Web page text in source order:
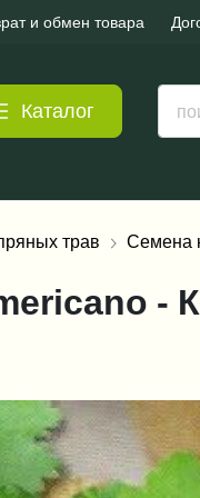
и обмен товара
Каталог
трав Семена
-